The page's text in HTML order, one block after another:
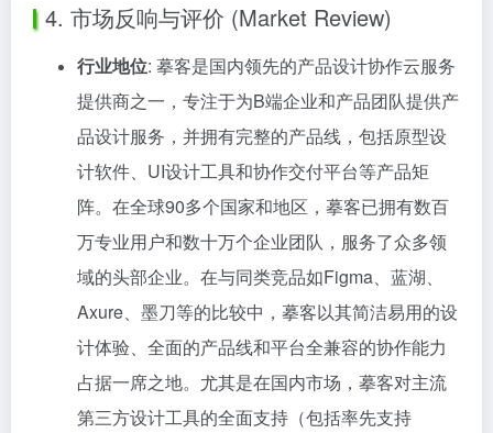
4. 市场反响与评价 (Market Review)
行业地位: 摹客是国内领先的产品设计协作云服务
提供商之一，专注于为B端企业和产品团队提供产
品设计服务，并拥有完整的产品线，包括原型设
计软件、UI设计工具和协作交付平台等产品矩
阵。在全球90多个国家和地区，摹客已拥有数百
万专业用户和数十万个企业团队，服务了众多领
域的头部企业。在与同类竞品如Figma、蓝湖、
Axure、墨刀等的比较中，摹客以其简洁易用的设
计体验、全面的产品线和平台全兼容的协作能力
占据一席之地。尤其是在国内市场，摹客对主流
第三方设计工具的全面支持（包括率先支持